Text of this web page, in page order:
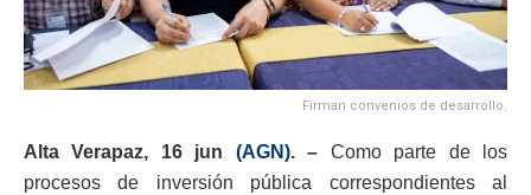
Firman convenios de desarrollo.
Alta Verapaz, 16 jun (AGN). – Como parte de los
procesos de inversión pública correspondientes al